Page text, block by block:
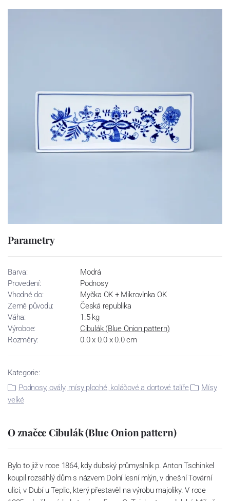
Parametry
Barva:
Modrá
Provedení:
Podnosy
Vhodné do:
Myčka OK + Mikrovlnka OK
Země původu:
Česká republika
Váha:
1.5 kg
Výrobce:
Cibulák (Blue Onion pattern)
Rozměry:
0.0 x 0.0 x 0.0 cm
Kategorie:
Podnosy, ovály, mísy ploché, koláčové a dortové talíře
Mísy
velké
O značce Cibulák (Blue Onion pattern)
Bylo to již v roce 1864, kdy dubský průmyslník p. Anton Tschinkel
koupil rozsáhlý dům s názvem Dolní lesní mlýn, v dnešní Tovární
ulici, v Dubí u Teplic, který přestavěl na výrobu majoliky. V roce